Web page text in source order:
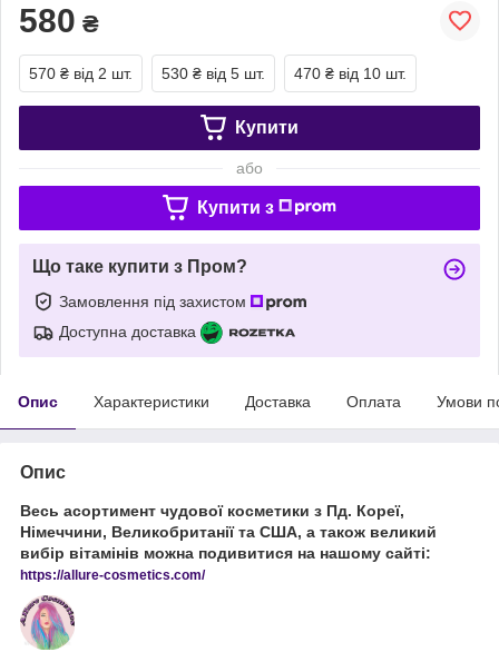
580 ₴
570 ₴ від 2 шт. 530 ₴ від 5 шт. 470 ₴ від 10 шт.
Купити
або
Купити з
Що таке купити з Пром?
Замовлення під захистом
Доступна доставка
Опис Характеристики Доставка Оплата Умови
Опис
Весь асортимент чудової косметики з Пд. Кореї,
Німеччини, Великобританії та США, а також великий
вибір вітамінів можна подивитися на нашому сайті:
https://allure-cosmetics.com/